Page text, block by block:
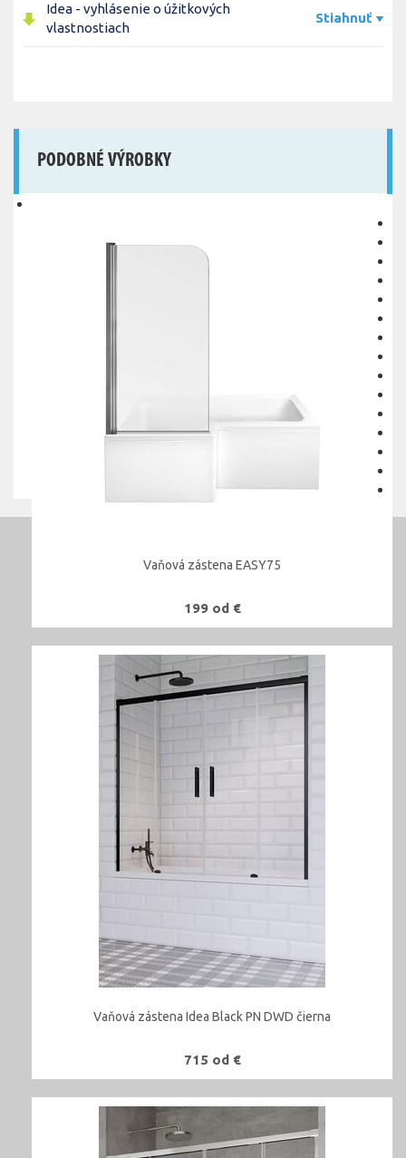
Idea - vyhlásenie o úžitkových
vlastnostiach
Stiahnuť
PODOBNÉ VÝROBKY
Vaňová zástena EASY75
199 od €
Vaňová zástena Idea Black PN DWD čierna
715 od €